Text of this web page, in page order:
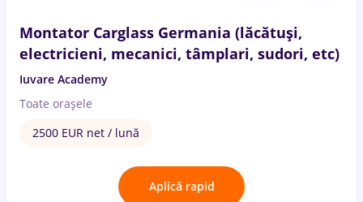
Montator Carglass Germania (lăcătuși,
electricieni, mecanici, tâmplari, sudori, etc)
Iuvare Academy
Toate oraşele
2500 EUR net / lună
Aplică rapid